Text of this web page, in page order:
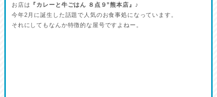
お店は 『カレーと牛ごはん ８点９”熊本店』 ♪
今年2月に誕生した話題で人気のお食事処になっています。
それにしてもなんか特徴的な屋号ですよねー。